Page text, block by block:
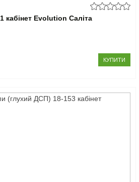
кабінет Evolution Саліта
КУПИТИ